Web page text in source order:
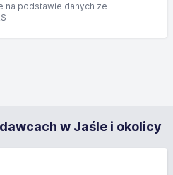
na podstawie danych ze
w Jaśle i okolicy